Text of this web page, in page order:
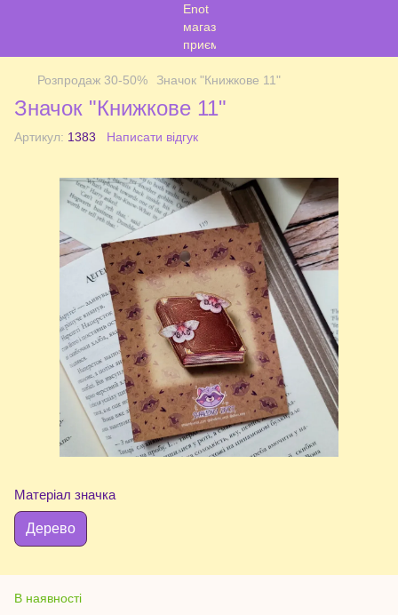
Розпродаж 30-50% Значок "Книжкове 11"
Значок "Книжкове 11"
Артикул: 1383 Написати відгук
Матеріал значка
Дерево
В наявності